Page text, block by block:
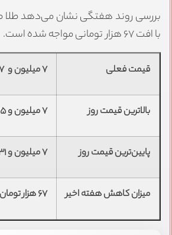
بررسی روند هفتگی نشان می‌دهد
با افت ۶۷ هزار تومانی مواجه شده است.
قیمت فعلی ۷ میلیون و ۴۵۷ هزار تومان
بالاترین قیمت روز ۷ میلیون و ۵۹۵ هزار تومان
پایین‌ترین قیمت روز ۷ میلیون و ۴۳۱ هزار تومان
میزان کاهش هفته اخیر ۶۷ هزار تومان